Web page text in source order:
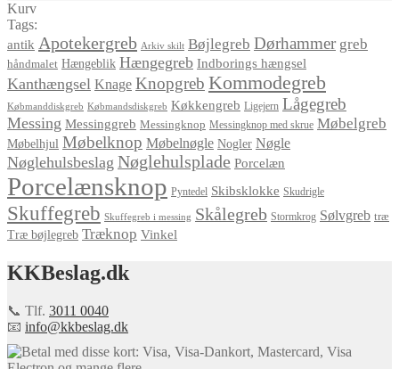
Kurv
Tags:
antik Apotekergreb Arkiv skilt Bøjlegreb Dørhammer greb
håndmalet Hængeblik Hængegreb Indborings hængsel
Kanthængsel Knage Knopgreb Kommodegreb
Købmanddiskgreb Købmandsdiskgreb Køkkengreb Ligejern Lågegreb
Messing Messinggreb Messingknop Messingknop med skrue Møbelgreb
Møbelhjul Møbelknop Møbelnøgle Nogler Nøgle
Nøglehulsbeslag Nøglehulsplade Porcelæn
Porcelænsknop Pyntedel Skibsklokke Skudrigle
Skuffegreb Skuffegreb i messing Skålegreb Stormkrog Sølvgreb træ
Træ bøjlegreb Træknop Vinkel
KKBeslag.dk
📞 Tlf. 3011 0040
📧 info@kkbeslag.dk